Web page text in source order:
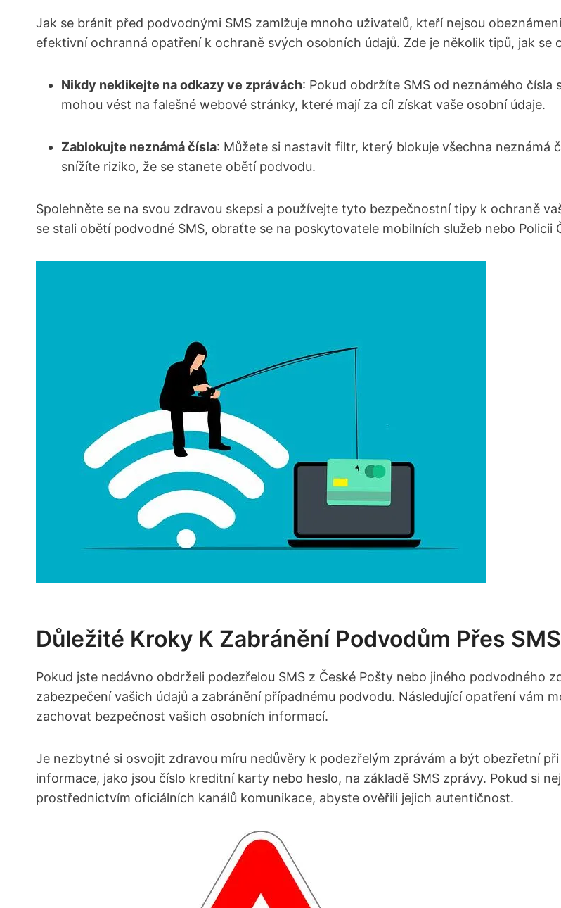
Jak⁤ se bránit před podvodnými SMS zamlžuje‍ mnoho ​uživatelů, kteří ⁣nejsou
efektivní ochranná opatření‍ k ochraně‌ svých osobních údajů. Zde ⁣je několik tipů, jak‍ se
Nikdy neklikejte na⁤ odkazy ve zprávách: Pokud obdržíte‌ SMS ‍od ⁤neznámého‌
mohou vést na falešné webové⁣ stránky, které mají ⁣za cíl ‌získat vaše osobní⁤ údaje.
Zablokujte neznámá čísla: Můžete ⁤si nastavit filtr, ​který blokuje⁢ všechna neznámá
snížíte riziko, ‍že ‌se stanete obětí podvodu.
Spolehněte se na svou zdravou skepsi‍ a používejte tyto bezpečnostní ⁢tipy k ochraně
se stali obětí podvodné ‌SMS, obraťte se na poskytovatele mobilních⁤ služeb nebo Policii‌
Důležité Kroky K Zabránění Podvodům Přes SMS
Pokud jste‍ nedávno obdrželi podezřelou SMS z České Pošty⁣ nebo jiného podvodného
zabezpečení vašich údajů a ​zabránění ⁣případnému podvodu. Následující opatření vám
zachovat ​bezpečnost ⁤vašich osobních informací.
Je nezbytné si ⁤osvojit‌ zdravou​ míru nedůvěry k podezřelým zprávám a ​být obezřetní
informace, jako jsou ​číslo kreditní karty nebo heslo, na základě SMS zprávy. Pokud si
prostřednictvím oficiálních kanálů komunikace, abyste ⁤ověřili‌ jejich autentičnost.